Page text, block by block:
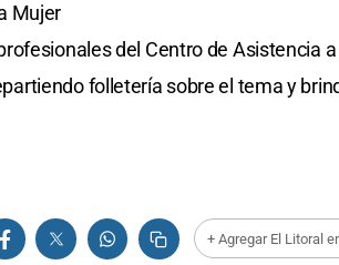
Mujer
del Centro de Asistencia
folletería sobre el tema y
+ Agregar El Litoral